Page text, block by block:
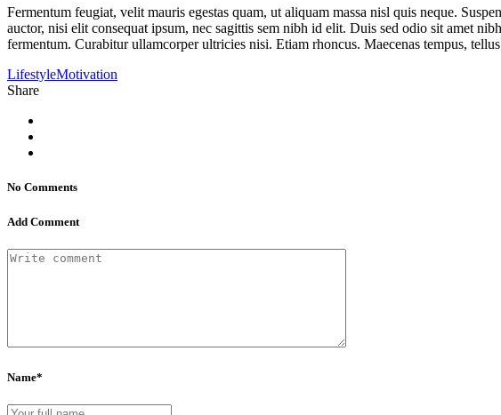
Fermentum feugiat, velit mauris egestas quam, ut aliquam massa nisl quis neque.
auctor, nisi elit consequat ipsum, nec sagittis sem nibh id elit. Duis sed odio sit amet
fermentum. Curabitur ullamcorper ultricies nisi. Etiam rhoncus. Maecenas tempus,
LifestyleMotivation
Share
No Comments
Add Comment
Name*